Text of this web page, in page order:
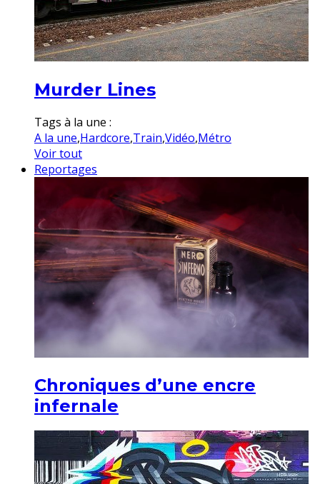
Murder Lines
Tags à la une :
A la une,Hardcore,Train,Vidéo,Métro
Voir tout
Reportages
Chroniques d’une encre
infernale